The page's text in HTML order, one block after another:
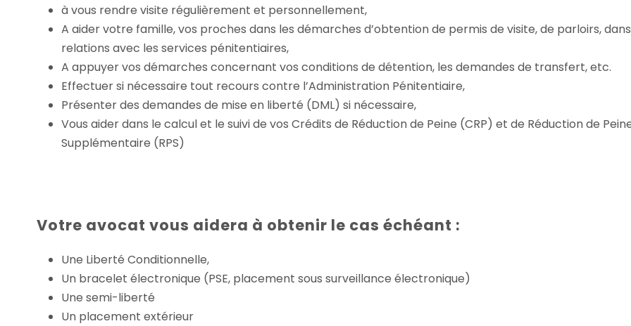
à vous rendre visite régulièrement et personnellement,
A aider votre famille, vos proches dans les démarches d’obtention de permis de visite, de parloirs,
relations avec les services pénitentiaires,
A appuyer vos démarches concernant vos conditions de détention, les demandes de transfert, etc.
Effectuer si nécessaire tout recours contre l’Administration Pénitentiaire,
Présenter des demandes de mise en liberté (DML) si nécessaire,
Vous aider dans le calcul et le suivi de vos Crédits de Réduction de Peine (CRP) et de Réduction de
Supplémentaire (RPS)
Votre avocat vous aidera à obtenir le cas échéant :
Une Liberté Conditionnelle,
Un bracelet électronique (PSE, placement sous surveillance électronique)
Une semi-liberté
Un placement extérieur